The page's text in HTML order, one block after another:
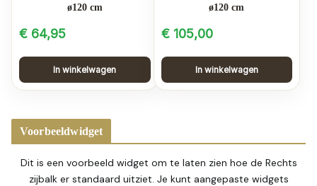
ø120 cm
€ 64,95
In winkelwagen
ø120 cm
€105,00
In winkelwagen
Voorbeeldwidget
Dit is een voorbeeld widget om te laten zien hoe de Rechts
zijbalk er standaard uitziet. Je kunt aangepaste widgets